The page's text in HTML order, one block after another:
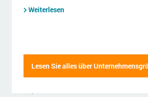
Weiterlesen
Lesen Sie alles über